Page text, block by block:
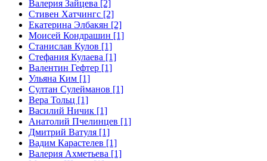
Валерия Зайцева [2]
Стивен Хатчингс [2]
Екатерина Элбакян [2]
Моисей Кондрашин [1]
Станислав Кулов [1]
Стефания Кулаева [1]
Валентин Гефтер [1]
Ульяна Ким [1]
Султан Сулейманов [1]
Верa Тольц [1]
Василий Ничик [1]
Анатолий Пчелинцев [1]
Дмитрий Ватуля [1]
Вадим Карастелев [1]
Валерия Ахметьева [1]